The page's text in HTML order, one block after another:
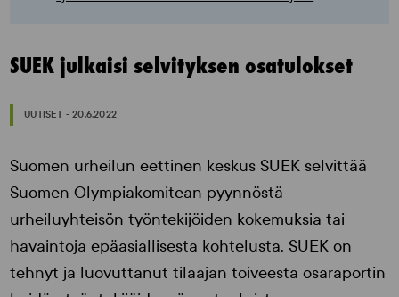
SUEK julkaisi selvityksen osatulokset
UUTISET - 20.6.2022
Suomen urheilun eettinen keskus SUEK selvittää
Suomen Olympiakomitean pyynnöstä
urheiluyhteisön työntekijöiden kokemuksia tai
havaintoja epäasiallisesta kohtelusta. SUEK on
tehnyt ja luovuttanut tilaajan toiveesta osaraportin